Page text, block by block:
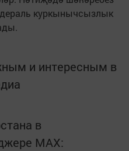
куркынычсызлык
и интересным в
в
MАХ: